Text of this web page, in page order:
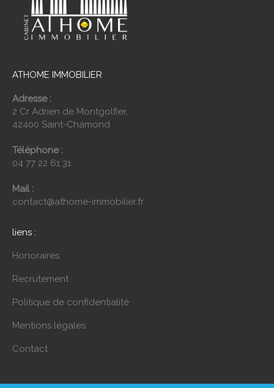
ATHOME IMMOBILIER
Adresse :
2 Cr Adrien de Montgolfier,
42400 Saint-Chamond
Téléphone :
04 77 22 61 31
Mail :
contact@athome-immobilier.fr
liens :
Honoraires
Recrutement
Politique de confidentialité
Mentions légales
Contact